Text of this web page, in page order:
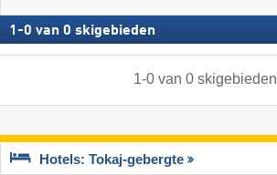
1 -0 van 0 skigebieden
1-0van 0 skigebieden
Hotels: Tokaj-gebergte